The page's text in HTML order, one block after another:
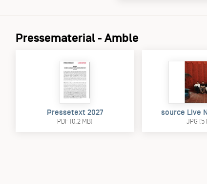
Pressematerial - Amble
Pressetext 2027
PDF (0.2 MB)
source Live
JPG (5